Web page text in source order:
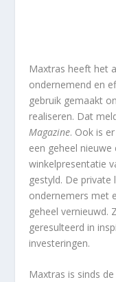
Maxtras heeft het
ondernemend en
gebruik gemaakt
realiseren. Dat
Magazine. Ook is
een geheel
winkelpresentatie
gestyld. De
ondernemers met
geheel vernieuwd.
geresulteerd in
investeringen.
Maxtras is sinds